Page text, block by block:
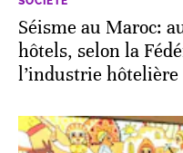
Séisme au Maroc:
hôtels, selon la
l’industrie hôtelière